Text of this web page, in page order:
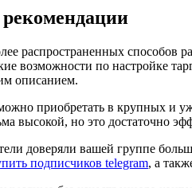
распространенных способов
возможности по настройке
описанием.
приобретать в крупных и
высокой, но это достаточно
доверяли вашей группе
подписчиков telegram, а